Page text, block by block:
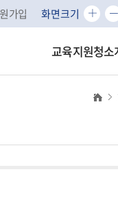
가입 화면크기
화
면
크
기
확
대
교육지원청소